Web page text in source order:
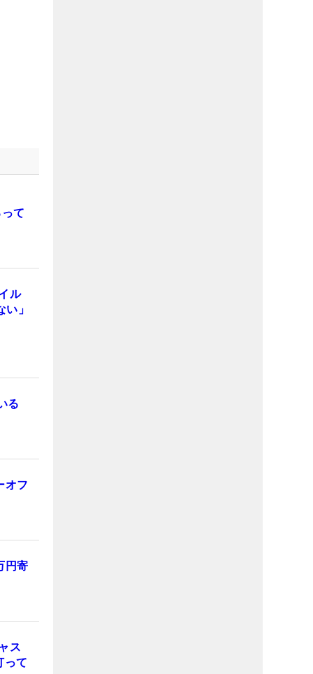
て
ル
」
る
オフ
円寄
ス
って